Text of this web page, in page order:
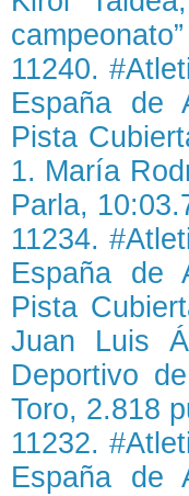
campeonato”
11240.
España de
Pista
1. María
Parla,
11234.
España de
Pista
Juan Luis
Deportivo
Toro, 2.818
11232.
España de